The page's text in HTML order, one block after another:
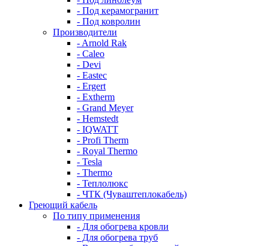
- Под керамогранит
- Под ковролин
Производители
- Arnold Rak
- Caleo
- Devi
- Eastec
- Ergert
- Extherm
- Grand Meyer
- Hemstedt
- IQWATT
- Profi Therm
- Royal Thermo
- Tesla
- Thermo
- Теплолюкс
- ЧТК (Чуваштеплокабель)
Греющий кабель
По типу применения
- Для обогрева кровли
- Для обогрева труб